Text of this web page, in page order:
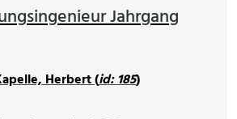
Jahrgang
Herbert (id: 185)